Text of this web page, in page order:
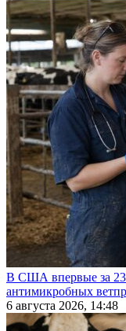
В США впервые за 23
антимикробных
6 августа 2026, 14:48